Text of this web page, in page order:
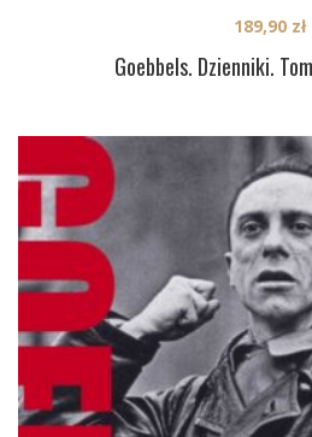
Goebbels. Dzienniki.
189,90 zł